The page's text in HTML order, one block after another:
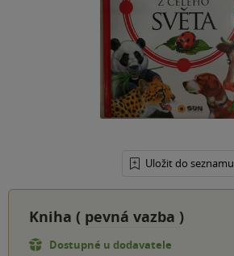
Uložit do seznamu
Kniha ( pevná vazba )
Dostupné u dodavatele